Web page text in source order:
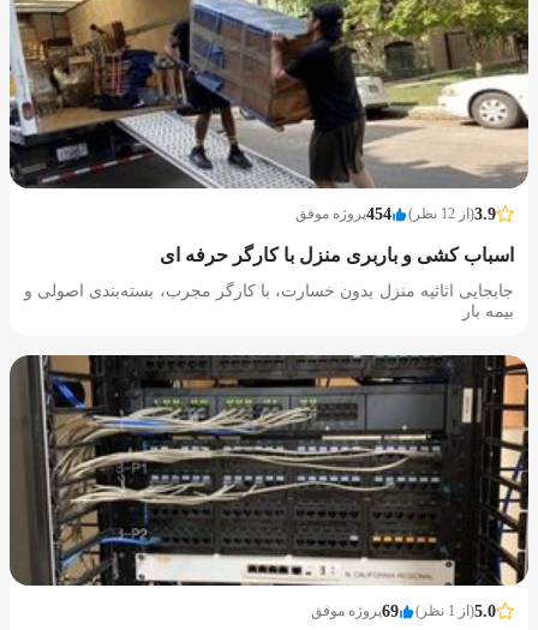
3.9(از 12 نظر) 454پروژه موفق
اسباب کشی و باربری منزل با کارگر حرفه ای
جابجایی اثاثیه منزل بدون خسارت، با کارگر مجرب، بسته‌بندی اصولی و
بیمه بار
5.0(از 1 نظر) 69پروژه موفق